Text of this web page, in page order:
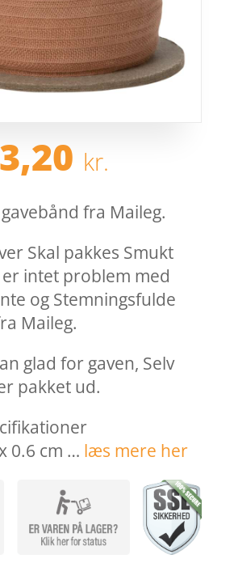
kr..
kr.
pris
er:
63,20
fra Maileg.
Skal pakkes Smukt
intet problem med
og Stemningsfulde
Maileg.
glad for gaven, Selv
pakket ud.
0.6 cm … læs mere her